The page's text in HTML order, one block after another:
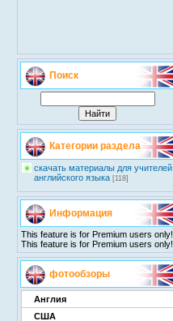
Поиск
Категории раздела
скачать материалы для учителей
английского языка [118]
Информация
This feature is for Premium users only!
This feature is for Premium users only!
фотообзоры
Англия
США